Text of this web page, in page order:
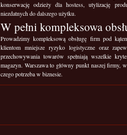
konserwację odzieży dla hostess, utylizację
niezdatnych do dalszego użytku.
W pełni kompleksowa
Prowadzimy kompleksową obsługę firm pod
klientom mniejsze ryzyko logistyczne oraz
przechowywania towarów spełniają wszelkie
magazyn. Warszawa to główny punkt naszej firmy,
czego potrzeba w biznesie.